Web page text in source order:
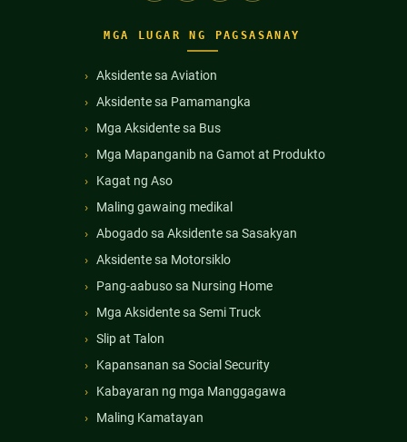
MGA LUGAR NG PAGSASANAY
Aksidente sa Aviation
Aksidente sa Pamamangka
Mga Aksidente sa Bus
Mga Mapanganib na Gamot at Produkto
Kagat ng Aso
Maling gawaing medikal
Abogado sa Aksidente sa Sasakyan
Aksidente sa Motorsiklo
Pang-aabuso sa Nursing Home
Mga Aksidente sa Semi Truck
Slip at Talon
Kapansanan sa Social Security
Kabayaran ng mga Manggagawa
Maling Kamatayan